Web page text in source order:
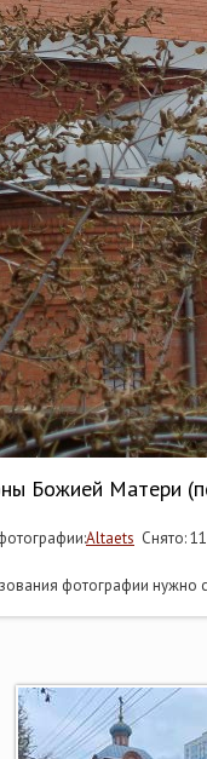
Божией Матери
Altaets Снято:
фотографии нужно